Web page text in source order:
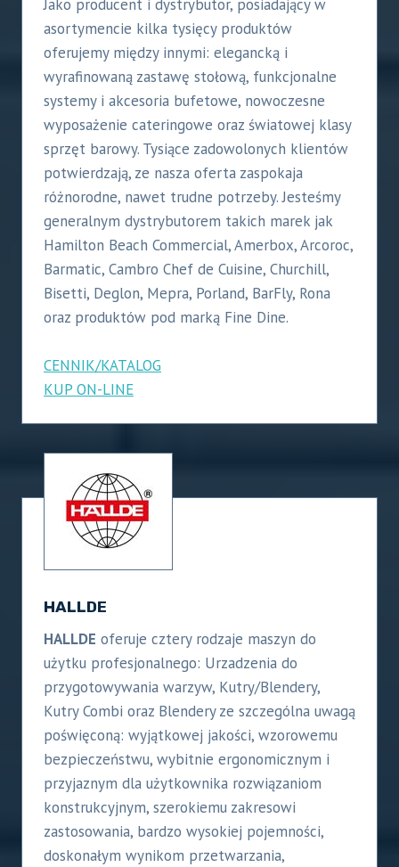
Jako producent i dystrybutor, posiadający w
asortymencie kilka tysięcy produktów
oferujemy między innymi: elegancką i
wyrafinowaną zastawę stołową, funkcjonalne
systemy i akcesoria bufetowe, nowoczesne
wyposażenie cateringowe oraz światowej klasy
sprzęt barowy. Tysiące zadowolonych klientów
potwierdzają, ze nasza oferta zaspokaja
różnorodne, nawet trudne potrzeby. Jesteśmy
generalnym dystrybutorem takich marek jak
Hamilton Beach Commercial, Amerbox, Arcoroc,
Barmatic, Cambro Chef de Cuisine, Churchill,
Bisetti, Deglon, Mepra, Porland, BarFly, Rona
oraz produktów pod marką Fine Dine.
CENNIK/KATALOG
KUP ON-LINE
HALLDE
HALLDE oferuje cztery rodzaje maszyn do
użytku profesjonalnego: Urzadzenia do
przygotowywania warzyw, Kutry/Blendery,
Kutry Combi oraz Blendery ze szczególna uwagą
poświęconą: wyjątkowej jakości, wzorowemu
bezpieczeństwu, wybitnie ergonomicznym i
przyjaznym dla użytkownika rozwiązaniom
konstrukcyjnym, szerokiemu zakresowi
zastosowania, bardzo wysokiej pojemności,
doskonałym wynikom przetwarzania,